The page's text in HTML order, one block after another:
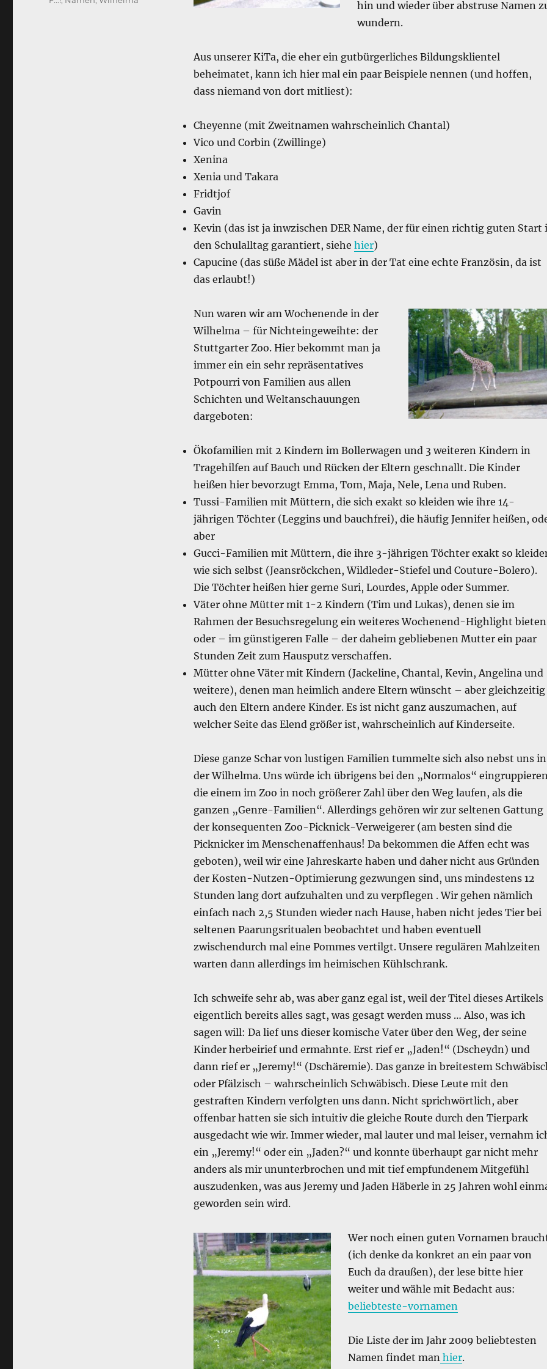
hin und wieder über abstruse Namen
wundern.
Aus unserer KiTa, die eher ein gutbürgerliches Bildungsklientel
beheimatet, kann ich hier mal ein paar Beispiele nennen (und hoffen,
dass niemand von dort mitliest):
Cheyenne (mit Zweitnamen wahrscheinlich Chantal)
Vico und Corbin (Zwillinge)
Xenina
Xenia und Takara
Fridtjof
Gavin
Kevin (das ist ja inwzischen DER Name, der für einen richtig guten Start
den Schulalltag garantiert, siehe hier)
Capucine (das süße Mädel ist aber in der Tat eine echte Französin, da ist
das erlaubt!)
Nun waren wir am Wochenende in der
Wilhelma – für Nichteingeweihte: der
Stuttgarter Zoo. Hier bekommt man ja
immer ein ein sehr repräsentatives
Potpourri von Familien aus allen
Schichten und Weltanschauungen
dargeboten:
Ökofamilien mit 2 Kindern im Bollerwagen und 3 weiteren Kindern in
Tragehilfen auf Bauch und Rücken der Eltern geschnallt. Die Kinder
heißen hier bevorzugt Emma, Tom, Maja, Nele, Lena und Ruben.
Tussi-Familien mit Müttern, die sich exakt so kleiden wie ihre 14-
jährigen Töchter (Leggins und bauchfrei), die häufig Jennifer heißen,
aber
Gucci-Familien mit Müttern, die ihre 3-jährigen Töchter exakt so
wie sich selbst (Jeansröckchen, Wildleder-Stiefel und Couture-Bolero).
Die Töchter heißen hier gerne Suri, Lourdes, Apple oder Summer.
Väter ohne Mütter mit 1-2 Kindern (Tim und Lukas), denen sie im
Rahmen der Besuchsregelung ein weiteres Wochenend-Highlight bieten
oder – im günstigeren Falle – der daheim gebliebenen Mutter ein paar
Stunden Zeit zum Hausputz verschaffen.
Mütter ohne Väter mit Kindern (Jackeline, Chantal, Kevin, Angelina und
weitere), denen man heimlich andere Eltern wünscht – aber gleichzeitig
auch den Eltern andere Kinder. Es ist nicht ganz auszumachen, auf
welcher Seite das Elend größer ist, wahrscheinlich auf Kinderseite.
Diese ganze Schar von lustigen Familien tummelte sich also nebst uns in
der Wilhelma. Uns würde ich übrigens bei den „Normalos“
die einem im Zoo in noch größerer Zahl über den Weg laufen, als die
ganzen „Genre-Familien“. Allerdings gehören wir zur seltenen Gattung
der konsequenten Zoo-Picknick-Verweigerer (am besten sind die
Picknicker im Menschenaffenhaus! Da bekommen die Affen echt was
geboten), weil wir eine Jahreskarte haben und daher nicht aus Gründen
der Kosten-Nutzen-Optimierung gezwungen sind, uns mindestens 12
Stunden lang dort aufzuhalten und zu verpflegen . Wir gehen nämlich
einfach nach 2,5 Stunden wieder nach Hause, haben nicht jedes Tier bei
seltenen Paarungsritualen beobachtet und haben eventuell
zwischendurch mal eine Pommes vertilgt. Unsere regulären Mahlzeiten
warten dann allerdings im heimischen Kühlschrank.
Ich schweife sehr ab, was aber ganz egal ist, weil der Titel dieses Artikels
eigentlich bereits alles sagt, was gesagt werden muss … Also, was ich
sagen will: Da lief uns dieser komische Vater über den Weg, der seine
Kinder herbeirief und ermahnte. Erst rief er „Jaden!“ (Dscheydn) und
dann rief er „Jeremy!“ (Dschäremie). Das ganze in breitestem
oder Pfälzisch – wahrscheinlich Schwäbisch. Diese Leute mit den
gestraften Kindern verfolgten uns dann. Nicht sprichwörtlich, aber
offenbar hatten sie sich intuitiv die gleiche Route durch den Tierpark
ausgedacht wie wir. Immer wieder, mal lauter und mal leiser, vernahm
ein „Jeremy!“ oder ein „Jaden?“ und konnte überhaupt gar nicht mehr
anders als mir ununterbrochen und mit tief empfundenem Mitgefühl
auszudenken, was aus Jeremy und Jaden Häberle in 25 Jahren wohl
geworden sein wird.
Wer noch einen guten Vornamen
(ich denke da konkret an ein paar von
Euch da draußen), der lese bitte hier
weiter und wähle mit Bedacht aus:
beliebteste-vornamen
Die Liste der im Jahr 2009 beliebtesten
Namen findet manhier.